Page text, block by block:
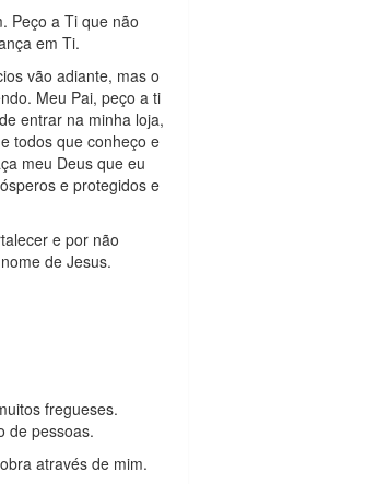
Peço a Ti que não
em Ti.
vão adiante, mas o
Meu Pai, peço a ti
entrar na minha loja,
todos que conheço e
meu Deus que eu
e protegidos e
e por não
de Jesus.
fregueses.
de pessoas.
através de mim.